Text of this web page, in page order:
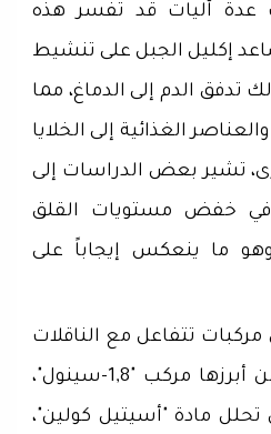
عدة آليات قد تفسر هذه
إكليل الجبل على تنشيط
تدفق الدم إلى الدماغ، مما
الغذائية إلى الخلايا
تشير بعض الدراسات إلى
خفض مستويات القلق
ما ينعكس إيجاباً على
تتفاعل مع الناقلات
العصبية في الدماغ، ومن أبرزها مركب "1,8-سينول"،
مادة "أسيتيل كولين"،